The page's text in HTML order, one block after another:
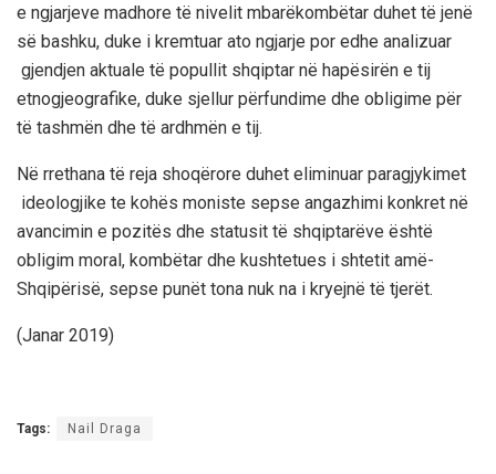
e ngjarjeve madhore të nivelit mbarëkombëtar duhet të jenë
së bashku, duke i kremtuar ato ngjarje por edhe analizuar
gjendjen aktuale të popullit shqiptar në hapësirën e tij
etnogjeografike, duke sjellur përfundime dhe obligime për
të tashmën dhe të ardhmën e tij.
Në rrethana të reja shoqërore duhet eliminuar paragjykimet
ideologjike te kohës moniste sepse angazhimi konkret në
avancimin e pozitës dhe statusit të shqiptarëve është
obligim moral, kombëtar dhe kushtetues i shtetit amë-
Shqipërisë, sepse punët tona nuk na i kryejnë të tjerët.
(Janar 2019)
Tags: Nail Draga